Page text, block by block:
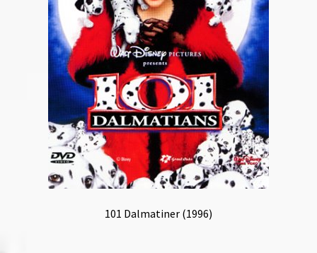
101 Dalmatiner (1996)